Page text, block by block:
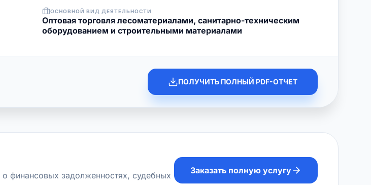
ОСНОВНОЙ ВИД ДЕЯТЕЛЬНОСТИ
Оптовая торговля лесоматериалами, санитарно-техническим
оборудованием и строительными материалами
ПОЛУЧИТЬ ПОЛНЫЙ PDF-ОТЧЕТ
финансовых задолженностях, судебных
Заказать полную услугу